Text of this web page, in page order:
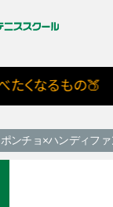
なるもの🍑
ポンチョ×ハンディフ